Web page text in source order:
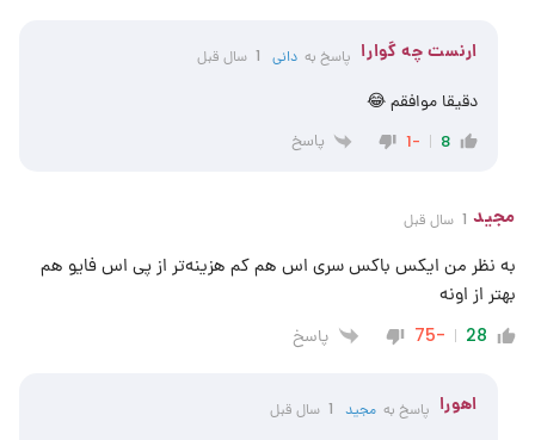
ارنست چه گوارا پاسخ به دانی 1 سال قبل
دقیقا موافقم 😂
8
-1 پاسخ
مجید 1 سال قبل
به نظر من ایکس باکس سری اس هم کم هزینه‌تر از پی اس فایو هم
بهتر از اونه
28
-75 پاسخ
اهورا پاسخ بهمجید 1 سال قبل